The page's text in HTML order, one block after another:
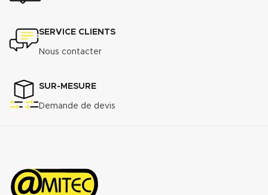
SERVICE CLIENTS
Nous contacter
SUR-MESURE
Demande de devis